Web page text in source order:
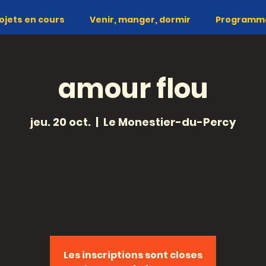
en cours Venir, manger, dormir
amour flou
jeu. 20 oct.
  |
Le Monestier-du-Percy
Les inscriptions sont closes